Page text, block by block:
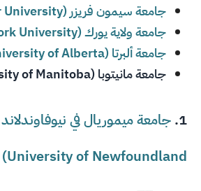
جامعة سيمون فريزر (Simon Fraser University)
جامعة ولاية يورك (York University)
جامعة ألبرتا (University of Alberta)
جامعة مانيتوبا (University of Manitoba)
1.
University of Newfoundland)